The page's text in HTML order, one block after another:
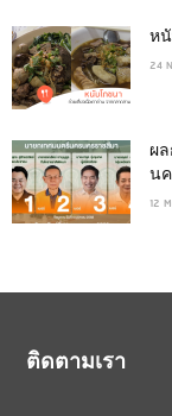
ห
24
ผ
น
12
ติดตามเรา